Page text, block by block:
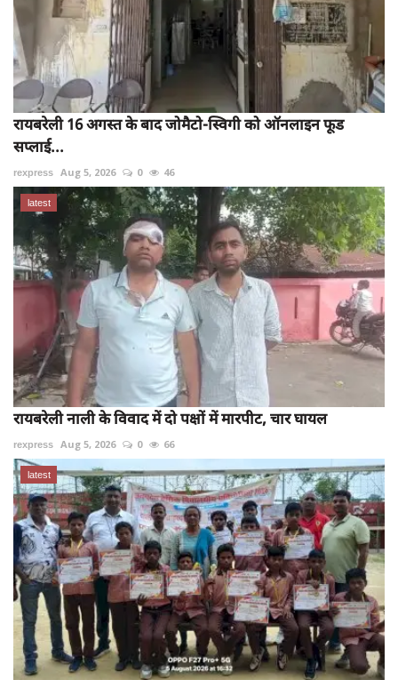
रायबरेली 16 अगस्त के बाद जोमैटो-स्विगी को ऑनलाइन फूड
सप्लाई...
rexpress Aug 5, 2026 0 46
latest
रायबरेली नाली के विवाद में दो पक्षों में मारपीट, चार घायल
rexpress Aug 5, 2026 0 66
latest